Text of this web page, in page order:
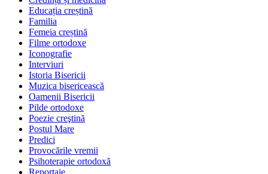
Educația creștină
Familia
Femeia creștină
Filme ortodoxe
Iconografie
Interviuri
Istoria Bisericii
Muzica bisericească
Oamenii Bisericii
Pilde ortodoxe
Poezie creştină
Postul Mare
Predici
Provocările vremii
Psihoterapie ortodoxă
Reportaje